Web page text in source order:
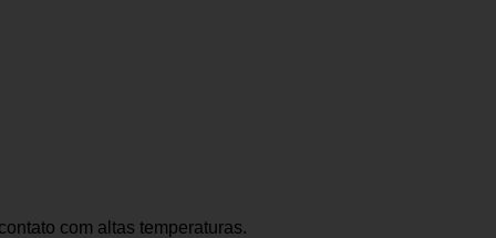
com altas temperaturas.